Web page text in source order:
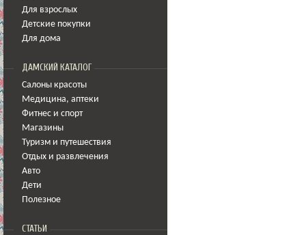
Для взрослых
Детские покупки
Для дома
ДАМСКИЙ КАТАЛОГ
Салоны красоты
Медицина, аптеки
Фитнес и спорт
Магазины
Туризм и путешествия
Отдых и развлечения
Авто
Дети
Полезное
СТАТЬИ